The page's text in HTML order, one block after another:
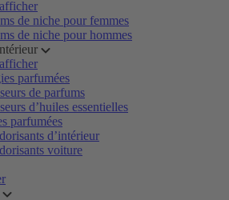
de niche pour femmes
de niche pour hommes
parfumées
de parfums
d’huiles essentielles
parfumées
d’intérieur
voiture